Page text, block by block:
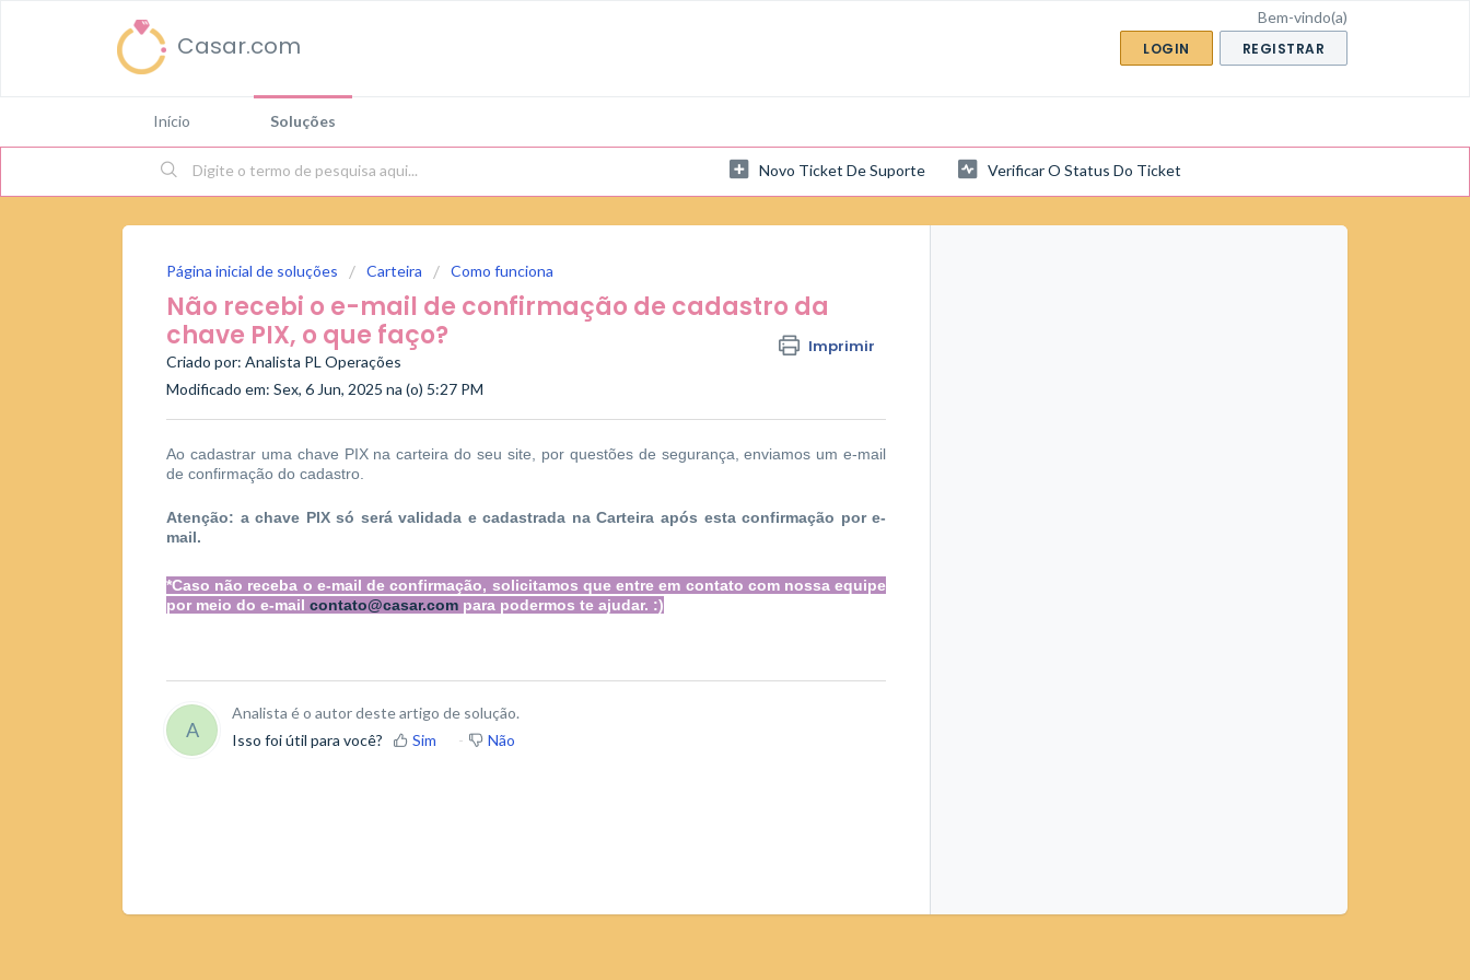
Casar.com
Bem-vindo(a)
LOGIN
REGISTRAR
Início Soluções
Novo Ticket De Suporte Verificar O Status Do Ticket
Página inicial de soluções Carteira Como funciona
Não recebi o e-mail de confirmação de cadastro da
chave PIX, o que faço?
Imprimir
Criado por: Analista PL Operações
Modificado em: Sex, 6 Jun, 2025 na (o) 5:27 PM
Ao cadastrar uma chave PIX na carteira do seu site, por questões de segurança, enviamos um e-mail
de confirmação do cadastro.
Atenção: a chave PIX só será validada e cadastrada na Carteira após esta confirmação por e-
mail.
*Caso não receba o e-mail de confirmação, solicitamos que entre em contato com nossa equipe
por meio do e-mail contato@casar.com para podermos te ajudar. :)
A
Analista é o autor deste artigo de solução.
Isso foi útil para você?
Sim Não